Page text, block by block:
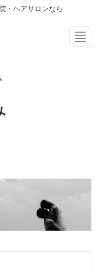
・ヘアサロンなら